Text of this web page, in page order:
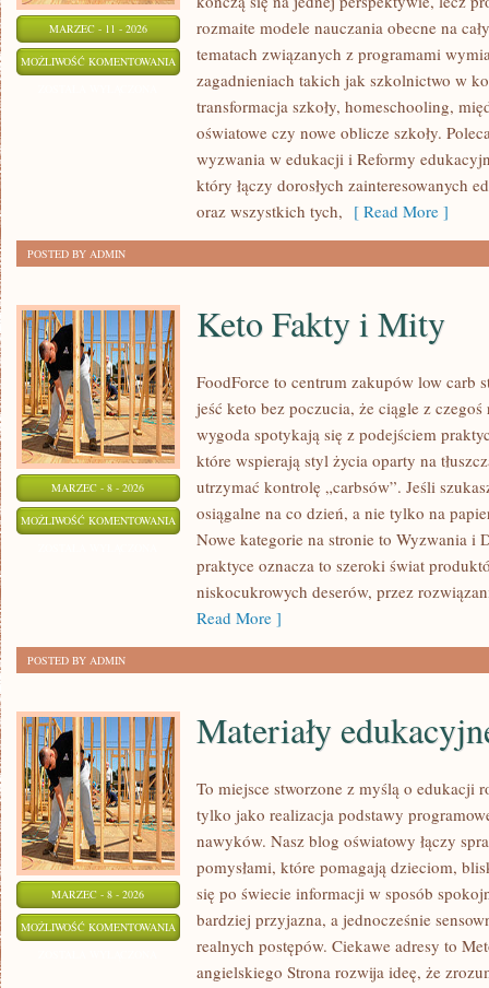
MARZEC - 11 - 2026
MOŻLIWOŚĆ KOMENTOWANIA NAJCIEKAWSZE
SZKOŁY
ŚWIATA
rozmaite modele nauczania obecne na
tematach związanych z programami
zagadnieniach takich jak szkolnictwo w
transformacja szkoły, homeschooling,
oświatowe czy nowe oblicze szkoły.
wyzwania w edukacji i Reformy
który łączy dorosłych zainteresowanych
oraz wszystkich tych, [ Read More ]
POSTED BY ADMIN
MARZEC - 8 - 2026
MOŻLIWOŚĆ KOMENTOWANIA KETO
FAKTY
MITY
Keto Fakty i Mity
FoodForce to centrum zakupów low carb
jeść keto bez poczucia, że ciągle z
wygoda spotykają się z podejściem
które wspierają styl życia oparty na
utrzymać kontrolę „carbsów”. Jeśli
osiągalne na co dzień, a nie tylko na
Nowe kategorie na stronie to Wyzwania i
praktyce oznacza to szeroki świat
niskocukrowych deserów, przez
Read More ]
POSTED BY ADMIN
MARZEC - 8 - 2026
MOŻLIWOŚĆ KOMENTOWANIA MATERIAŁY
EDUKACYJNE
Materiały
To miejsce stworzone z myślą o edukacji
tylko jako realizacja podstawy
nawyków. Nasz blog oświatowy łączy
pomysłami, które pomagają dzieciom,
się po świecie informacji w sposób
bardziej przyjazna, a jednocześnie
realnych postępów. Ciekawe adresy to
angielskiego Strona rozwija ideę, że